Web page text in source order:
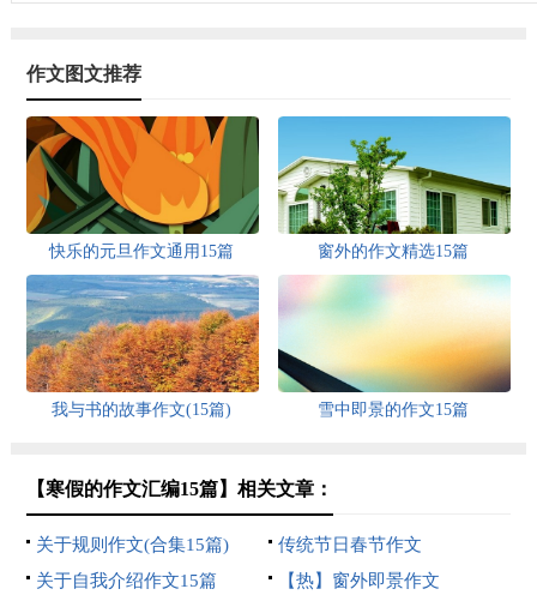
作文图文推荐
快乐的元旦作文通用15篇 窗外的作文精选15篇
我与书的故事作文(15篇) 雪中即景的作文15篇
【寒假的作文汇编15篇】相关文章：
关于规则作文(合集15篇)
传统节日春节作文
关于自我介绍作文15篇
【热】窗外即景作文